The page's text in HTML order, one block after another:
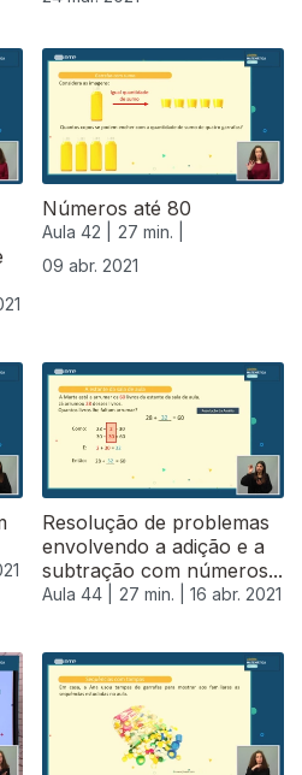
Números até 80
Aula 42 |
27 min. |
09 abr. 2021
Resolução de problemas
envolvendo a adição e a
subtração com números...
Aula 44 | 27 min. | 16 abr. 2021